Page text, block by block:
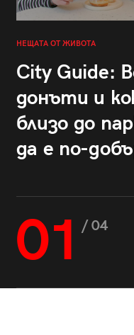
НЕЩАТА ОТ ЖИВОТА
City Guide:
донъти и
близо до
да е по-
01 / 04